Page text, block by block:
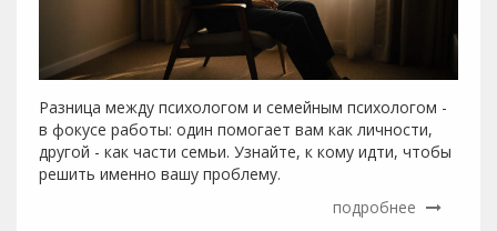
Разница между психологом и семейным психологом -
в фокусе работы: один помогает вам как личности,
другой - как части семьи. Узнайте, к кому идти, чтобы
решить именно вашу проблему.
подробнее